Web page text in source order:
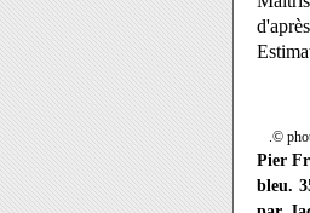
.©
Pier
bleu.